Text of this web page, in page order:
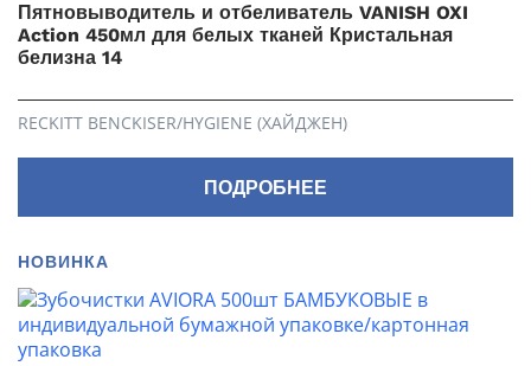
Пятновыводитель и отбеливатель VANISH OXI
Action 450мл для белых тканей Кристальная
белизна 14
RECKITT BENCKISER/HYGIENE (ХАЙДЖЕН)
ПОДРОБНЕЕ
НОВИНКА